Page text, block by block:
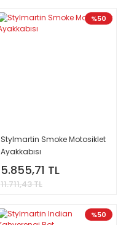
%50
Stylmartin Smoke Motosiklet
Ayakkabısı
5.855,71 TL
11.711,43 TL
%50